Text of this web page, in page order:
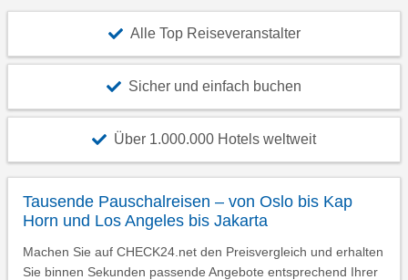
Alle Top Reiseveranstalter
Sicher und einfach buchen
Über 1.000.000 Hotels weltweit
Tausende Pauschalreisen – von Oslo bis Kap
Horn und Los Angeles bis Jakarta
Machen Sie auf CHECK24.net den Preisvergleich und erhalten
Sie binnen Sekunden passende Angebote entsprechend Ihrer